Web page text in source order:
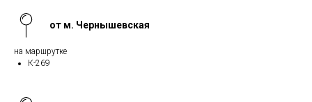
от м. Чернышевская
на маршрутке
К-269